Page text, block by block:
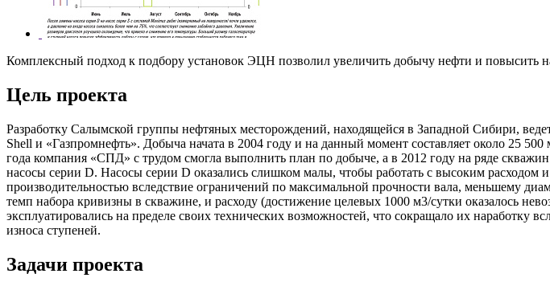
Комплексный подход к подбору установок ЭЦН позволил увеличить добычу нефти и
Цель проекта
Разработку Салымской группы нефтяных месторождений, находящейся в Западной Сибири,
Shell и «Газпромнефть». Добыча начата в 2004 году и на данный момент составляет около 25
года компания «СПД» с трудом смогла выполнить план по добыче, а в 2012 году на ряде
насосы серии D. Насосы серии D оказались слишком малы, чтобы работать с высоким расходом
производительностью вследствие ограничений по максимальной прочности вала, меньшему
темп набора кривизны в скважине, и расходу (достижение целевых 1000 м3/сутки оказалось
эксплуатировались на пределе своих технических возможностей, что сокращало их наработку
износа ступеней.
Задачи проекта